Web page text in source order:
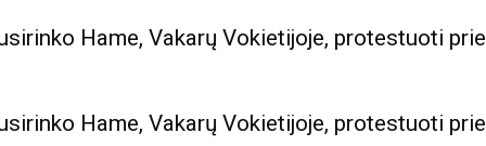
Hame, Vakarų Vokietijoje, protestuoti
Hame, Vakarų Vokietijoje, protestuoti